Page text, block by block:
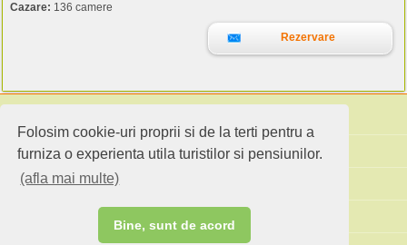
Folosim cookie-uri proprii si de la terti pentru a
furniza o experienta utila turistilor si pensiunilor.
(afla mai multe)
Bine, sunt de acord
Cazare: 136 camere
Rezervare
Cauta pensiuni